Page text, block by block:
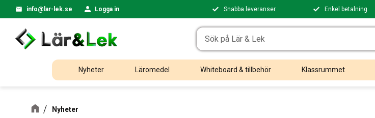
info@lar-lek.se Logga in Snabba leveranser Enkel betalning
Nyheter Läromedel Whiteboard & tillbehör Klassrummet
Nyheter